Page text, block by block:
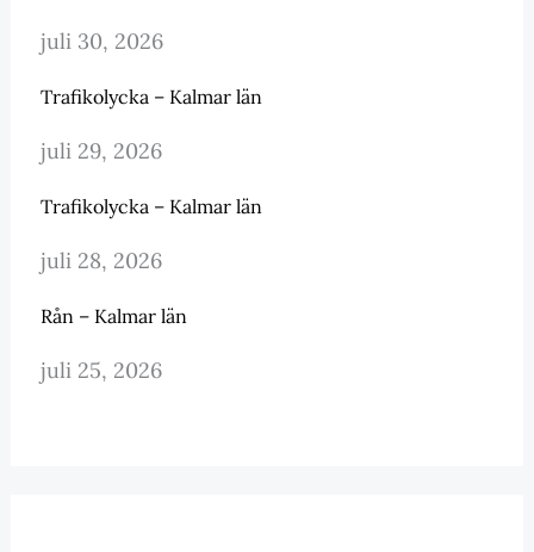
juli 30, 2026
Trafikolycka – Kalmar län
juli 29, 2026
Trafikolycka – Kalmar län
juli 28, 2026
Rån – Kalmar län
juli 25, 2026